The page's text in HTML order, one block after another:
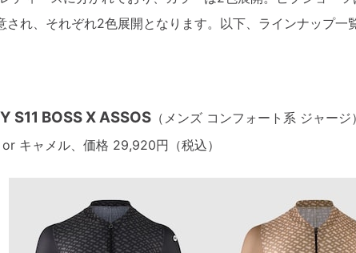
され、それぞれ2色展開となります。以下、ラインナップ一
S11 BOSS X ASSOS （メンズ コンフォート系 ジャージ）
キャメル、価格 29,920円（税込）